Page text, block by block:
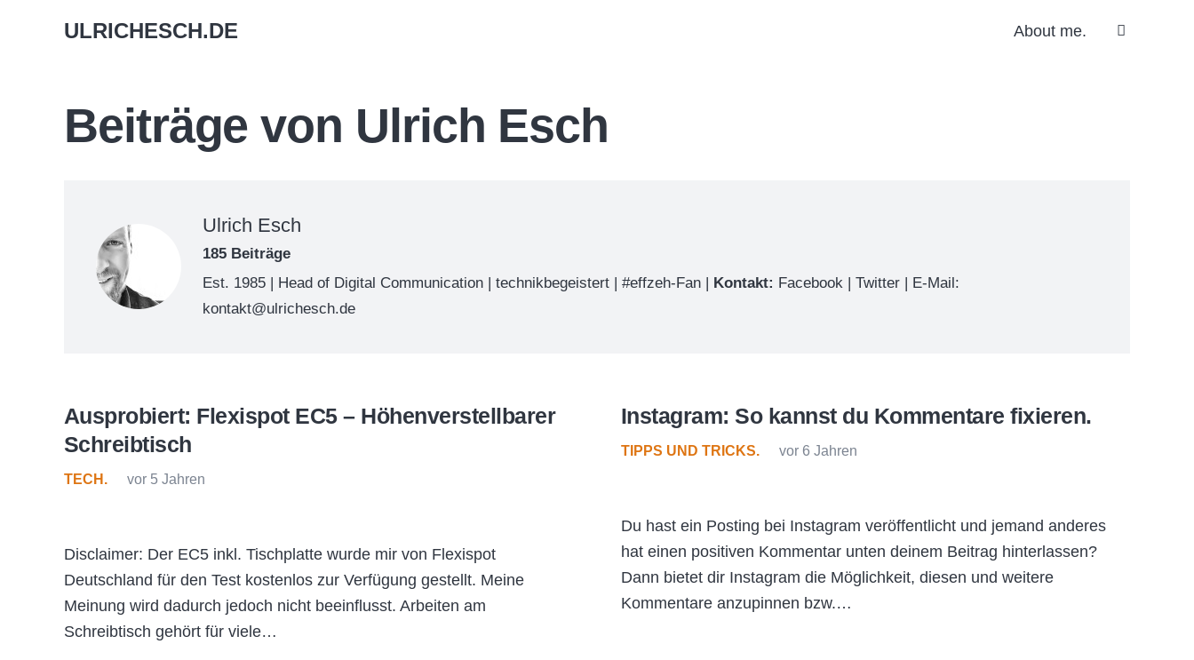
ULRICHESCH.DE About me.
Beiträge von Ulrich Esch
Ulrich Esch
185 Beiträge
Est. 1985 | Head of Digital Communication | technikbegeistert | #effzeh-Fan | Kontakt: Facebook | Twitter | E-Mail:
kontakt@ulrichesch.de
Ausprobiert: Flexispot EC5 – Höhenverstellbarer
Schreibtisch
TECH. vor 5 Jahren
Disclaimer: Der EC5 inkl. Tischplatte wurde mir von Flexispot
Deutschland für den Test kostenlos zur Verfügung gestellt. Meine
Meinung wird dadurch jedoch nicht beeinflusst. Arbeiten am
Schreibtisch gehört für viele…
Instagram: So kannst du Kommentare fixieren.
TIPPS UND TRICKS. vor 6 Jahren
Du hast ein Posting bei Instagram veröffentlicht und jemand anderes
hat einen positiven Kommentar unten deinem Beitrag hinterlassen?
Dann bietet dir Instagram die Möglichkeit, diesen und weitere
Kommentare anzupinnen bzw.…